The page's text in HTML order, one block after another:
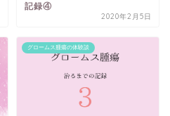
記録④
2020年2月5日
グロームス腫瘍の体験談